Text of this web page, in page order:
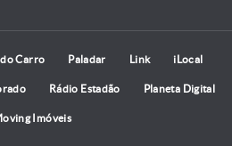
Carro Paladar Link iLocal
Rádio Estadão Planeta Digital
Imóveis